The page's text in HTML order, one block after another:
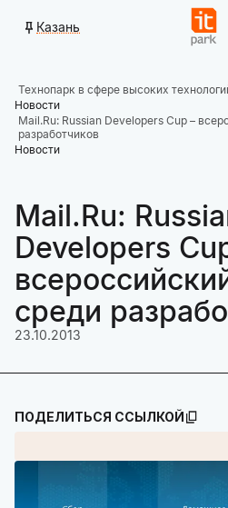
Казань
Технопарк в сфере высоких
Новости
Mail.Ru: Russian Developers Cup –
разработчиков
Новости
Mail.Ru:
Developers
среди
23.10.2013
ПОДЕЛИТЬСЯ ССЫЛКОЙ